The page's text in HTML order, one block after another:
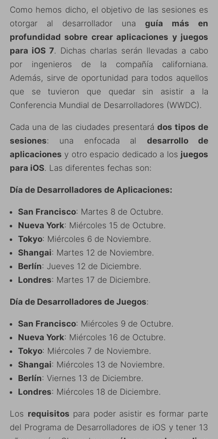
Como hemos dicho, el objetivo de las sesiones es
otorgar al desarrollador una guía más en
profundidad sobre crear aplicaciones y juegos
para iOS 7. Dichas charlas serán llevadas a cabo
por ingenieros de la compañía californiana.
Además, sirve de oportunidad para todos aquellos
que se tuvieron que quedar sin asistir a la
Conferencia Mundial de Desarrolladores (WWDC).
Cada una de las ciudades presentará dos tipos de
sesiones: una enfocada al desarrollo de
aplicaciones y otro espacio dedicado a los juegos
para iOS. Las diferentes fechas son:
Día de Desarrolladores de Aplicaciones:
San Francisco: Martes 8 de Octubre.
Nueva York: Miércoles 15 de Octubre.
Tokyo: Miércoles 6 de Noviembre.
Shangai: Martes 12 de Noviembre.
Berlín: Jueves 12 de Diciembre.
Londres: Martes 17 de Diciembre.
Día de Desarrolladores de Juegos:
San Francisco: Miércoles 9 de Octubre.
Nueva York: Miércoles 16 de Octubre.
Tokyo: Miércoles 7 de Noviembre.
Shangai: Miércoles 13 de Noviembre.
Berlín: Viernes 13 de Diciembre.
Londres: Miércoles 18 de Diciembre.
Los requisitos para poder asistir es formar parte
del Programa de Desarrolladores de iOS y tener 13